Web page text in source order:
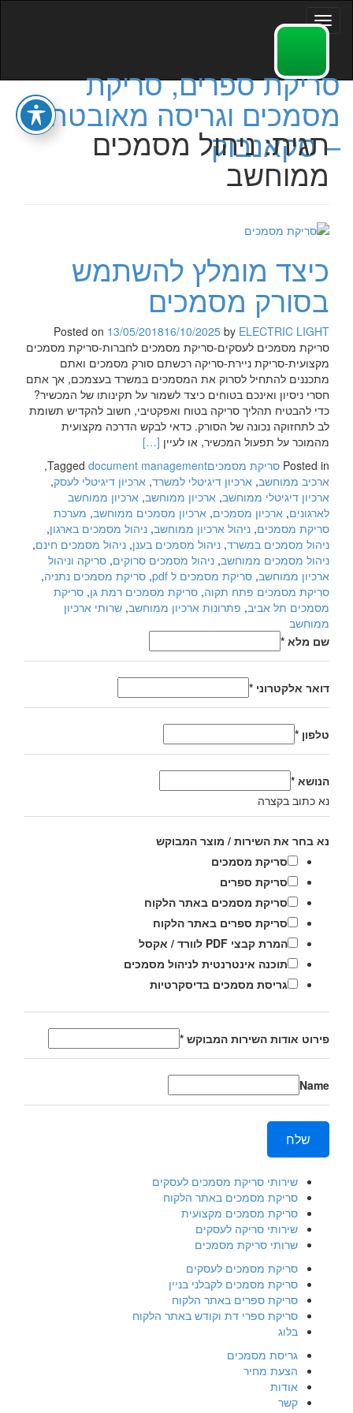
Toggle
navigation
סריקת ספרים, סריקת
מסמכים וגריסה מאובטחת
– סקאנבוק
תגית:ניהול מסמכים
ממוחשב
כיצד מומלץ להשתמש
בסורק מסמכים
Posted on 13/05/201816/10/2025 by ELECTRIC LIGHT
סריקת מסמכים לעסקים-סריקת מסמכים לחברות-סריקת מסמכים
מקצועית-סריקת ניירת-סריקה רכשתם סורק מסמכים ואתם
מתכננים להתחיל לסרוק את המסמכים במשרד בעצמכם, אך אתם
חסרי ניסיון ואינכם בטוחים כיצד לשמור על תקינותו של המכשיר?
כדי להבטיח תהליך סריקה בטוח ואפקטיבי, חשוב להקדיש תשומת
לב לתחזוקה נכונה של הסורק. כדאי לבקש הדרכה מקצועית
מהמוכר על תפעול המכשיר, או לעיין Read
about
כיצד
מומלץ
להשתמש
בסורק
מסמכים
[…]
Posted in סריקת מסמכים Tagged document management
,
ארכיב ממוחשב, ארכיון דיגיטלי למשרד‏, ארכיון דיגיטלי לעסק,
ארכיון דיגיטלי ממוחשב, ארכיון ממוחשב, ארכיון ממוחשב
לארגונים, ארכיון מסמכים‏, ארכיון מסמכים ממוחשב, מערכת
סריקת מסמכים, ניהול ארכיון ממוחשב, ניהול מסמכים בארגון,
ניהול מסמכים במשרד, ניהול מסמכים בענן, ניהול מסמכים חינם,
ניהול מסמכים ממוחשב, ניהול מסמכים סרוקים, סריקה וניהול
ארכיון ממוחשב, סריקת מסמכים ל pdf , סריקת מסמכים נתניה,
סריקת מסמכים פתח תקוה, סריקת מסמכים רמת גן, סריקת
מסמכים תל אביב, פתרונות ארכיון ממוחשב‏, שרותי ארכיון
ממוחשב
שם מלא *
דואר אלקטרוני *
טלפון *
הנושא *
נא כתוב בקצרה
נא בחר את השירות / מוצר המבוקש
סריקת מסמכים
סריקת ספרים
סריקת מסמכים באתר הלקוח
סריקת ספרים באתר הלקוח
המרת קבצי PDF לוורד / אקסל
תוכנה אינטרנטית לניהול מסמכים
גריסת מסמכים בדיסקרטיות
פירוט אודות השירות המבוקש *
Name
שלח
שירותי סריקת מסמכים לעסקים
סריקת מסמכים באתר הלקוח
סריקת מסמכים מקצועית
שירותי סריקה לעסקים
שרותי סריקת מסמכים
סריקת מסמכים לעסקים
סריקת מסמכים לקבלני בניין
סריקת ספרים באתר הלקוח
סריקת ספרי דת וקודש באתר הלקוח
בלוג
גריסת מסמכים
הצעת מחיר
אודות
קשר